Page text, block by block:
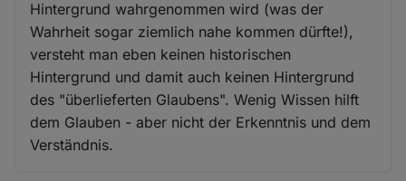
Hintergrund wahrgenommen wird (was der
Wahrheit sogar ziemlich nahe kommen dürfte!),
versteht man eben keinen historischen
Hintergrund und damit auch keinen Hintergrund
des "überlieferten Glaubens". Wenig Wissen hilft
dem Glauben - aber nicht der Erkenntnis und dem
Verständnis.